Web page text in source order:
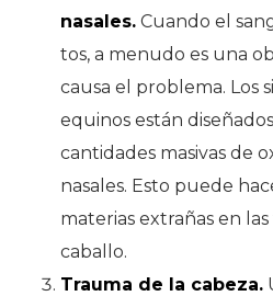
nasales. Cuando el
tos, a menudo es una
causa el problema. Los
equinos están
cantidades masivas de
nasales. Esto puede
materias extrañas en las
caballo.
Trauma de la cabeza.